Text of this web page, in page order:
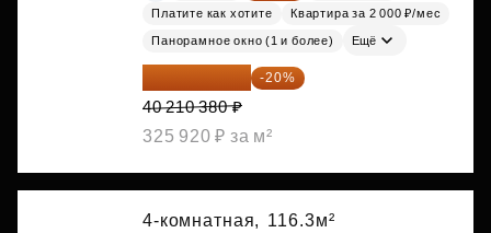
Платите как хотите
Квартира за 2 000 ₽/мес
Панорамное окно (1 и более) Ещё
32 168 304 ₽ -20%
40 210 380 ₽
325 920 ₽ за м²
4-комнатная, 116.3м²